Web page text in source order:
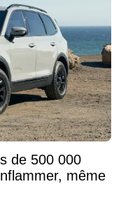
de 500 000
même